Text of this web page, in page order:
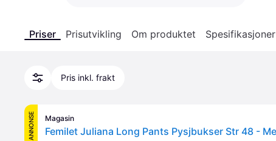
Priser Prisutvikling Om produktet Spesifikasjoner
Pris inkl. frakt
ANNONSE Magasin